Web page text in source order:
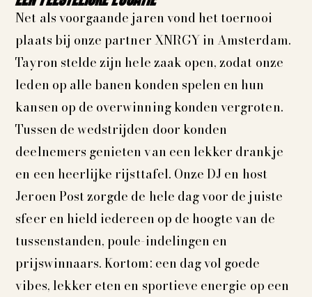
Net als voorgaande jaren vond het toernooi
plaats bij onze partner XNRGY in Amsterdam.
Tayron stelde zijn hele zaak open, zodat onze
leden op alle banen konden spelen en hun
kansen op de overwinning konden vergroten.
Tussen de wedstrijden door konden
deelnemers genieten van een lekker drankje
en een heerlijke rijsttafel. Onze DJ en host
Jeroen Post zorgde de hele dag voor de juiste
sfeer en hield iedereen op de hoogte van de
tussenstanden, poule-indelingen en
prijswinnaars. Kortom: een dag vol goede
vibes, lekker eten en sportieve energie op een